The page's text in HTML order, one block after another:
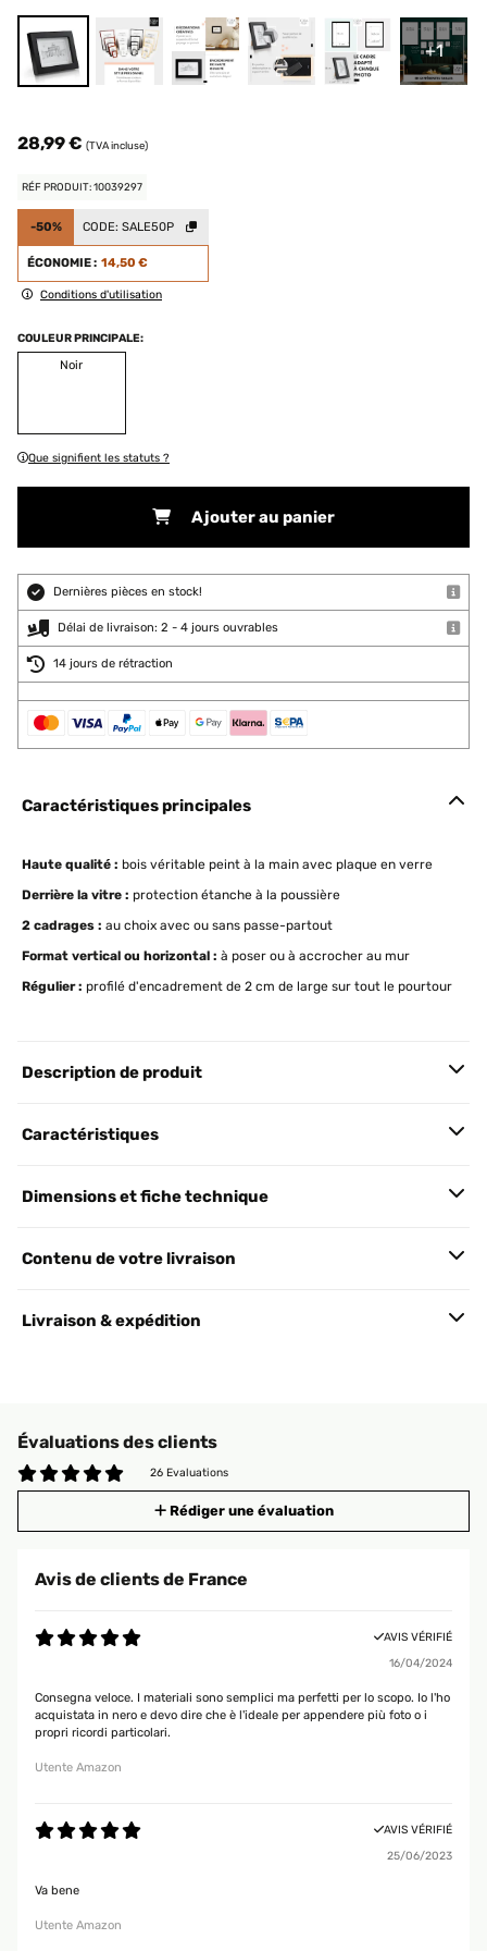
+1
28,99 € (TVA incluse)
RÉF PRODUIT: 10039297
-50% CODE: SALE50P
ÉCONOMIE : 14,50 €
Conditions d'utilisation
COULEUR PRINCIPALE:
Noir
Que signifient les statuts ?
Ajouter au panier
Dernières pièces en stock!
Délai de livraison: 2 - 4 jours ouvrables
14 jours de rétraction
Caractéristiques principales
Haute qualité : bois véritable peint à la main avec plaque en verre
Derrière la vitre : protection étanche à la poussière
2 cadrages : au choix avec ou sans passe-partout
Format vertical ou horizontal : à poser ou à accrocher au mur
Régulier : profilé d'encadrement de 2 cm de large sur tout le pourtour
Description de produit
Caractéristiques
Dimensions et fiche technique
Contenu de votre livraison
Livraison & expédition
Évaluations des clients
26 Evaluations
Rédiger une évaluation
Avis de clients de France
AVIS VÉRIFIÉ
16/04/2024
Consegna veloce. I materiali sono semplici ma perfetti per lo scopo. Io l'ho
acquistata in nero e devo dire che è l'ideale per appendere più foto o i
propri ricordi particolari.
Utente Amazon
AVIS VÉRIFIÉ
25/06/2023
Va bene
Utente Amazon